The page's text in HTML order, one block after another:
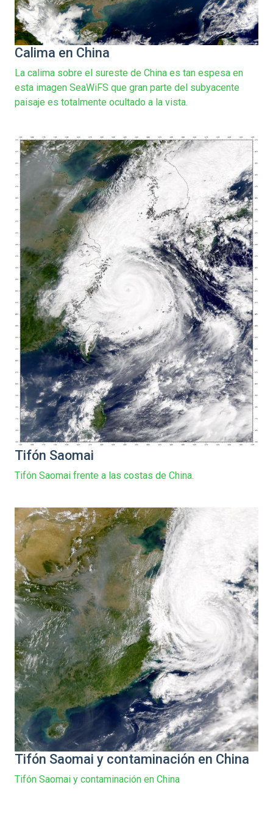
Calima en China
La calima sobre el sureste de China es tan espesa en
esta imagen SeaWiFS que gran parte del subyacente
paisaje es totalmente ocultado a la vista.
Tifón Saomai
Tifón Saomai frente a las costas de China.
Tifón Saomai y contaminación en China
Tifón Saomai y contaminación en China